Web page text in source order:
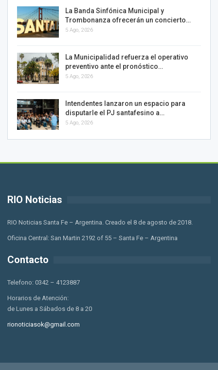
La Banda Sinfónica Municipal y
Trombonanza ofrecerán un concierto…
5 Ago, 2026
La Municipalidad refuerza el operativo
preventivo ante el pronóstico…
5 Ago, 2026
Intendentes lanzaron un espacio para
disputarle el PJ santafesino a…
5 Ago, 2026
RIO Noticias
RIO Noticias Santa Fe – Argentina. Creado el 8 de agosto de 2018.
Oficina Central: San Martin 2192 of 55 – Santa Fe – Argentina
Contacto
Telefono: 0342 – 4123887
Horarios de Atención:
de Lunes a Sábados de 8 a 20
rionoticiasok@gmail.com